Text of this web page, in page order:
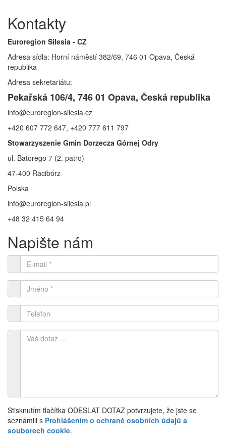
Kontakty
Euroregion Silesia - CZ
Adresa sídla: Horní náměstí 382/69, 746 01 Opava, Česká
republika
Adresa sekretariátu:
Pekařská 106/4, 746 01 Opava, Česká republika
info@euroregion-silesia.cz
+420 607 772 647, +420 777 611 797
Stowarzyszenie Gmin Dorzecza Górnej Odry
ul. Batorego 7 (2. patro)
47-400 Racibórz
Polska
info@euroregion-silesia.pl
+48 32 415 64 94
Napište nám
Stisknutím tlačítka ODESLAT DOTAZ potvrzujete, že jste se
seznámili s Prohlášením o ochraně osobních údajů a
souborech cookie.